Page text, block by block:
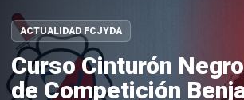
ACTUALIDAD FCJYDA
Curso Cinturón
de Competición